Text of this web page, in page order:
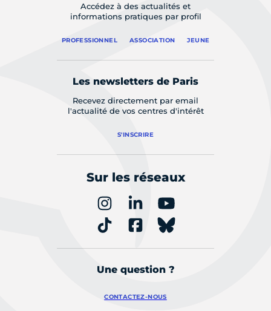
Accédez à des actualités et
informations pratiques par profil
PROFESSIONNEL ASSOCIATION JEUNE
Les newsletters de Paris
Recevez directement par email
l'actualité de vos centres d'intérêt
S'INSCRIRE
Sur les réseaux
Une question ?
CONTACTEZ-NOUS